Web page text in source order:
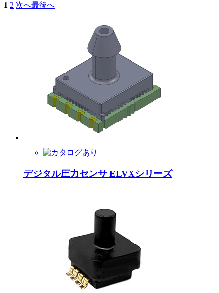
1 2 次へ最後へ
デジタル圧力センサ ELVXシリーズ